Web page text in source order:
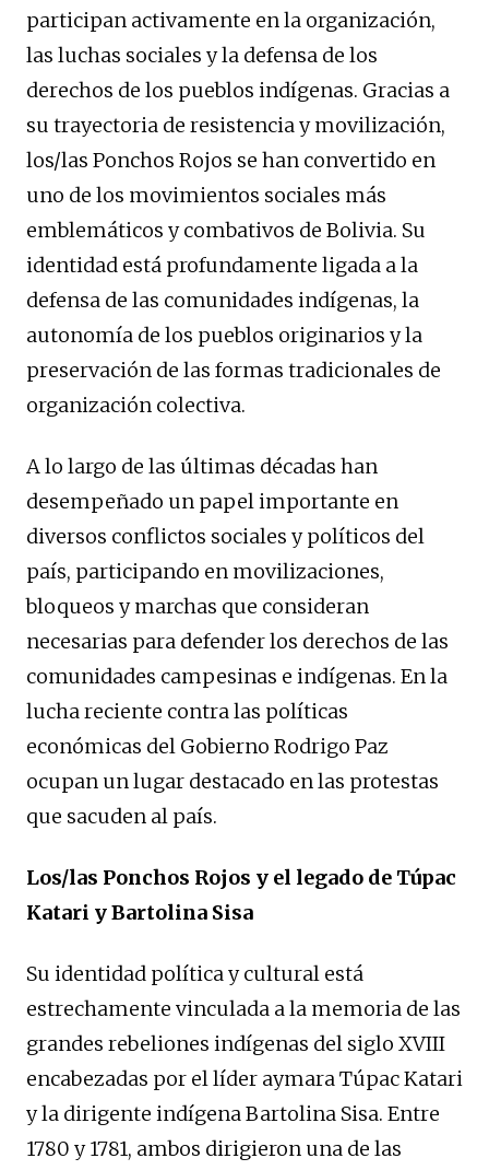
participan activamente en la organización,
las luchas sociales y la defensa de los
derechos de los pueblos indígenas. Gracias a
su trayectoria de resistencia y movilización,
los/las Ponchos Rojos se han convertido en
uno de los movimientos sociales más
emblemáticos y combativos de Bolivia. Su
identidad está profundamente ligada a la
defensa de las comunidades indígenas, la
autonomía de los pueblos originarios y la
preservación de las formas tradicionales de
organización colectiva.
A lo largo de las últimas décadas han
desempeñado un papel importante en
diversos conflictos sociales y políticos del
país, participando en movilizaciones,
bloqueos y marchas que consideran
necesarias para defender los derechos de las
comunidades campesinas e indígenas. En la
lucha reciente contra las políticas
económicas del Gobierno Rodrigo Paz
ocupan un lugar destacado en las protestas
que sacuden al país.
Los/las Ponchos Rojos y el legado de Túpac
Katari y Bartolina Sisa
Su identidad política y cultural está
estrechamente vinculada a la memoria de las
grandes rebeliones indígenas del siglo XVIII
encabezadas por el líder aymara Túpac Katari
y la dirigente indígena Bartolina Sisa. Entre
1780 y 1781, ambos dirigieron una de las